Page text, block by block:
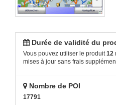
Durée de validité du
Vous pouvez utiliser le produit 12
mises à jour sans frais
Nombre de POI
17791